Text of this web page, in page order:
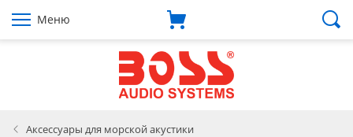
Меню
Аксессуары для морской акустики